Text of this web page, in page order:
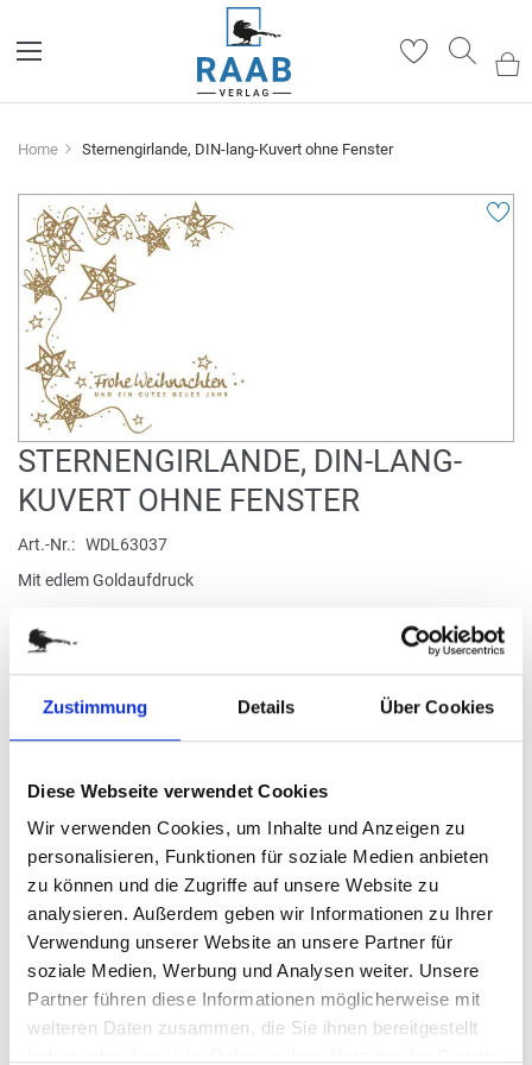
Zustimmung Details Über Cookies
Diese Webseite verwendet Cookies
Wir verwenden Cookies, um Inhalte und Anzeigen zu
personalisieren, Funktionen für soziale Medien anbieten
zu können und die Zugriffe auf unsere Website zu
analysieren. Außerdem geben wir Informationen zu Ihrer
Verwendung unserer Website an unsere Partner für
soziale Medien, Werbung und Analysen weiter. Unsere
Partner führen diese Informationen möglicherweise mit
weiteren Daten zusammen, die Sie ihnen bereitgestellt
Home Sternengirlande, DIN-lang-Kuvert ohne Fenster
Zum
Ende
der
Bildergalerie
springen
Zum
Anfang
der
springen
STERNENGIRLANDE, DIN-LANG-
KUVERT OHNE FENSTER
Art.-Nr.
WDL63037
Mit edlem Goldaufdruck
verfügbar
FORMAT 21,0 x 29,7 cm quer
Mindestbestellmenge 1 Stück pro Motiv
0,27 €
zzgl. MwSt., zzgl.Versandkosten
IN DEN WARENKORB